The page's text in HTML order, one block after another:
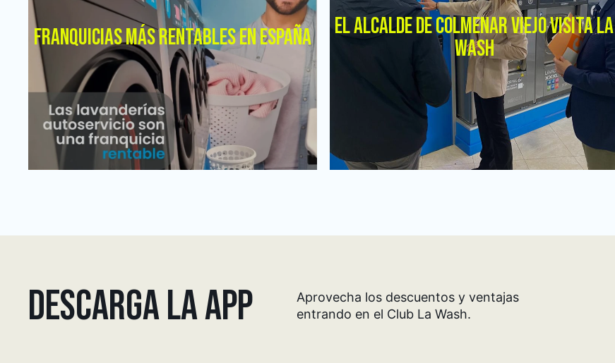
FRANQUICIAS MÁS RENTABLES EN ESPAÑA
EL ALCALDE DE COLMENAR VIEJO VISITA LA
WASH
DESCARGA LA APP
Aprovecha los descuentos y ventajas
entrando en el Club La Wash.